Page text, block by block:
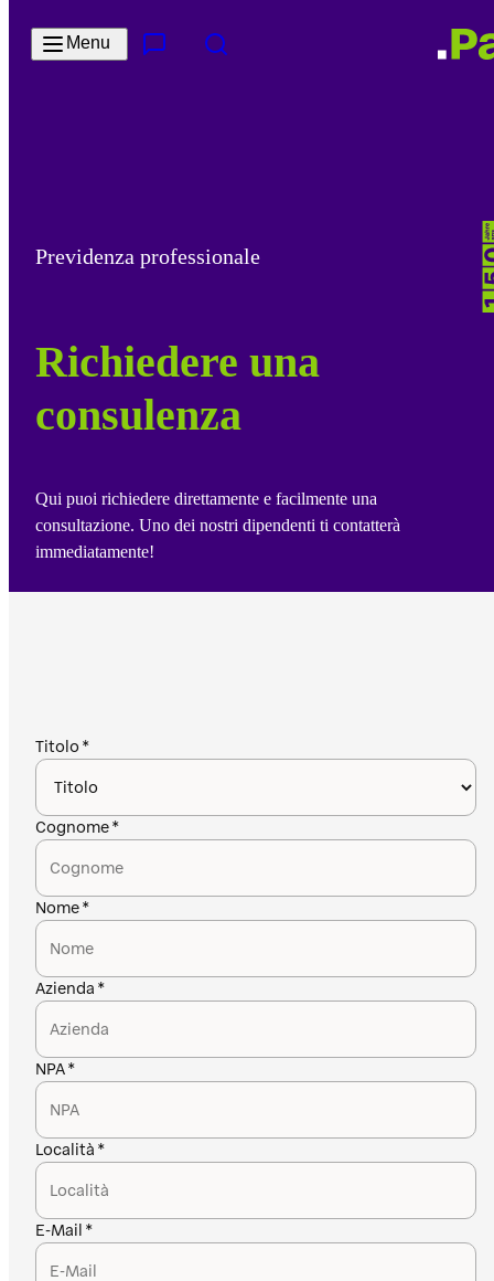
Menu
Previdenza professionale
Richiedere una
consulenza
Qui puoi richiedere direttamente e facilmente una
consultazione. Uno dei nostri dipendenti ti contatterà
immediatamente!
Titolo
Cognome
Nome
Azienda
NPA
Località
E-Mail